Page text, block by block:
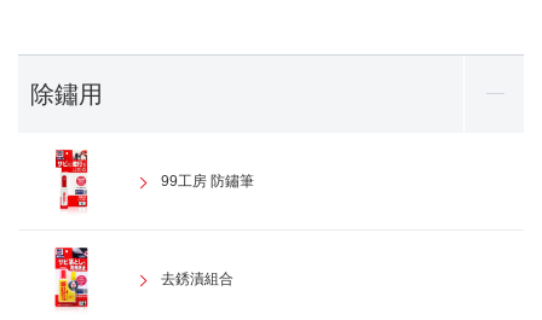
除鏽用
99工房 防鏽筆
去銹漬組合